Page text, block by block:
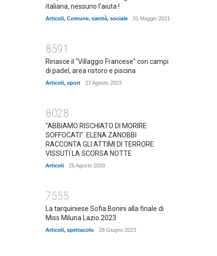
italiana, nessuno l'aiuta !
Articoli, Comune, sanità, sociale 31 Maggio 2021
8591
Rinasce il "Villaggio Francese" con campi
di padel, area ristoro e piscina
Articoli, sport 27 Agosto 2023
8028
"ABBIAMO RISCHIATO DI MORIRE
SOFFOCATI". ELENA ZANOBBI
RACCONTA GLI ATTIMI DI TERRORE
VISSUTI LA SCORSA NOTTE
Articoli 25 Agosto 2020
7555
La tarquiniese Sofia Bonini alla finale di
Miss Miluna Lazio 2023
Articoli, spettacolo 28 Giugno 2023